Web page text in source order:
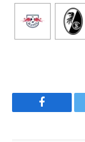
Facebook